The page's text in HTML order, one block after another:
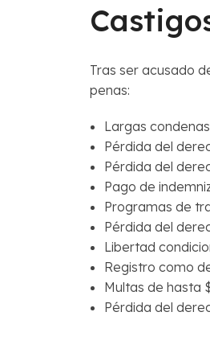
Tras ser acusado
penas:
Largas
Pérdida del
Pérdida del
Pago de
Programas de
Pérdida del
Libertad
Registro como
Multas de hasta
Pérdida del